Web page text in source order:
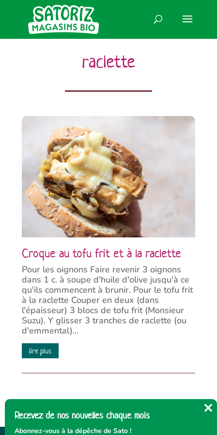
raclette
Croque au tofu frit et à la raclette
Pour les oignons Faire revenir 3 oignons
dans 1 c. à soupe d'huile d'olive jusqu'à ce
qu'ils commencent à brunir. Pour le tofu frit
à la raclette Couper en deux (dans
l'épaisseur) 3 blocs de tofu frit (Monsieur
Suzu). Y glisser 3 tranches de raclette (ou
d'emmental)...
lire plus
Recevez de nos nouvelles chaque mois
Abonnez-vous à la dépêche de Sato !